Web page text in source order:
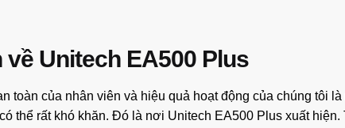
Unitech EA500 Plus
toàn của nhân viên và hiệu quả hoạt động của chúng tôi
thể rất khó khăn. Đó là nơi Unitech EA500 Plus xuất